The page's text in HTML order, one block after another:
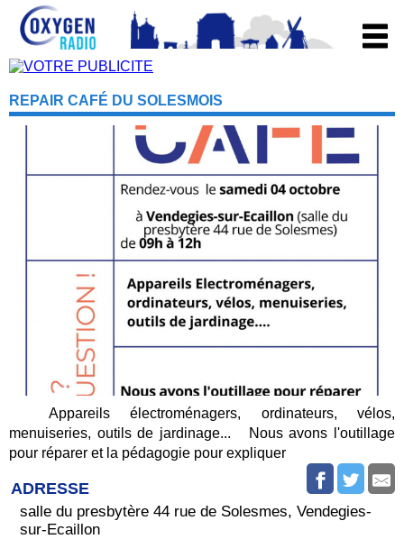
REPAIR CAFÉ DU SOLESMOIS
Appareils électroménagers, ordinateurs, vélos,
menuiseries, outils de jardinage... Nous avons l'outillage
pour réparer et la pédagogie pour expliquer
ADRESSE
salle du presbytère 44 rue de Solesmes, Vendegies-
sur-Ecaillon